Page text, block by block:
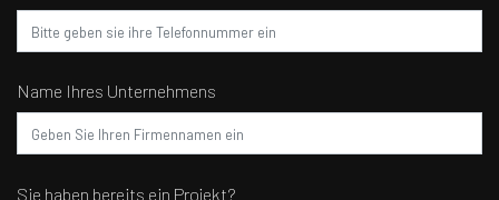
Name Ihres Unternehmens
Sie haben bereits ein Projekt?